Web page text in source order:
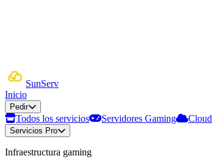
SunServ
Inicio
Pedir
Todos los servicios Servidores Gaming Cloud
Servicios Pro
Infraestructura gaming